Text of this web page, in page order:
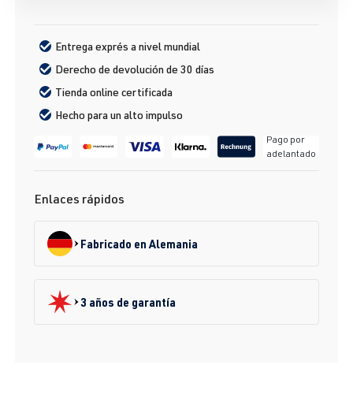
Entrega exprés a nivel mundial
Derecho de devolución de 30 días
Tienda online certificada
Hecho para un alto impulso
Pago por
adelantado
Enlaces rápidos
Fabricado en Alemania
3 años de garantía